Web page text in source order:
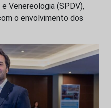
Venereologia (SPDV),
o envolvimento dos